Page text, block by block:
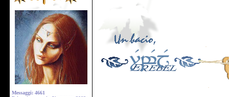
Messaggi: 4661